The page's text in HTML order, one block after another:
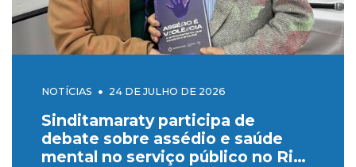
NOTÍCIAS 24 DE JULHO DE 2026
Sinditamaraty participa de
debate sobre assédio e saúde
mental no serviço público no Rio